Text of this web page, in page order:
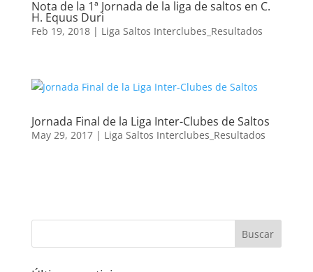
Nota de la 1ª Jornada de la liga de saltos en C.
H. Equus Duri
Feb 19, 2018| Liga Saltos Interclubes_Resultados
Jornada Final de la Liga Inter-Clubes de Saltos
May 29, 2017| Liga Saltos Interclubes_Resultados